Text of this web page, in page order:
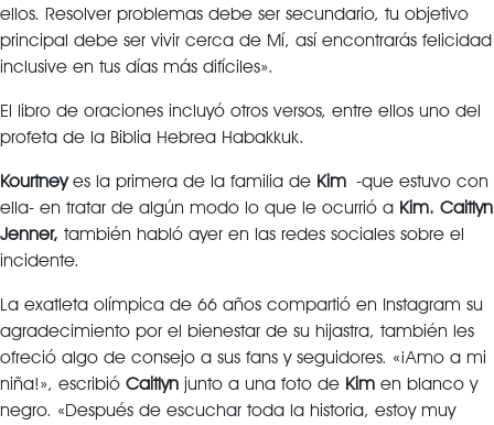
ellos. Resolver problemas debe ser secundario, tu objetivo
principal debe ser vivir cerca de Mí, así encontrarás felicidad
inclusive en tus días más difíciles».
El libro de oraciones incluyó otros versos, entre ellos uno del
profeta de la Biblia Hebrea Habakkuk.
Kourtneyes la primera de la familia de Kim -que estuvo con
ella- en tratar de algún modo lo que le ocurrió a Kim. Caitlyn
Jenner, también habló ayer en las redes sociales sobre el
incidente.
La exatleta olímpica de 66 años compartió en Instagram su
agradecimiento por el bienestar de su hijastra, también les
ofreció algo de consejo a sus fans y seguidores. «¡Amo a mi
niña!», escribió Caitlyn junto a una foto de Kim en blanco y
negro. «Después de escuchar toda la historia, estoy muy